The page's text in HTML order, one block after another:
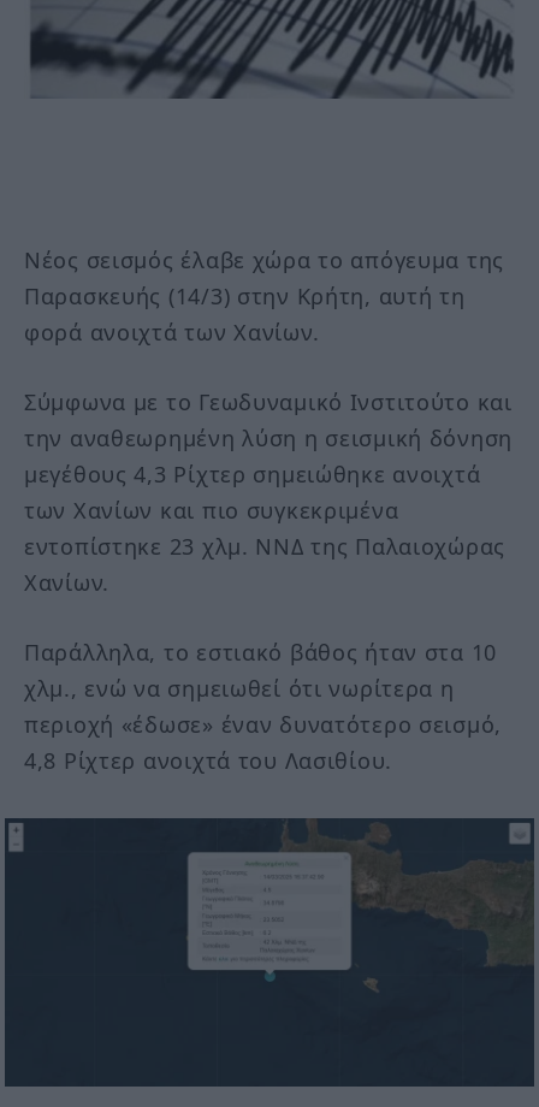
Νέος σεισμός έλαβε χώρα το απόγευμα της
Παρασκευής (14/3) στην Κρήτη, αυτή τη
φορά ανοιχτά των Χανίων.
Σύμφωνα με το Γεωδυναμικό Ινστιτούτο και
την αναθεωρημένη λύση η σεισμική δόνηση
μεγέθους 4,3 Ρίχτερ σημειώθηκε ανοιχτά
των Χανίων και πιο συγκεκριμένα
εντοπίστηκε 23 χλμ. ΝΝΔ της Παλαιοχώρας
Χανίων.
Παράλληλα, το εστιακό βάθος ήταν στα 10
χλμ., ενώ να σημειωθεί ότι νωρίτερα η
περιοχή «έδωσε» έναν δυνατότερο σεισμό,
4,8 Ρίχτερ ανοιχτά του Λασιθίου.